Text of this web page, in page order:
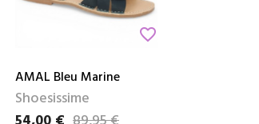
favorite_border
AMAL Bleu Marine
Shoesissime